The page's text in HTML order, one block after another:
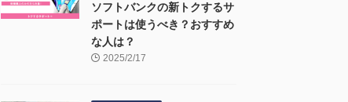
ソフトバンクの新トクするサ
ポートは使うべき？おすすめ
な人は？
2025/2/17